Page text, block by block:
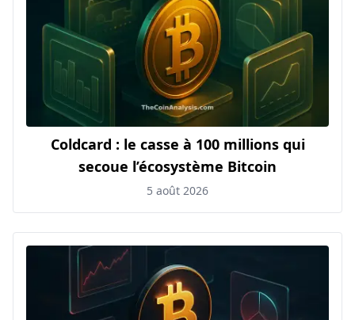
Coldcard : le casse à 100 millions qui
secoue l’écosystème Bitcoin
5 août 2026